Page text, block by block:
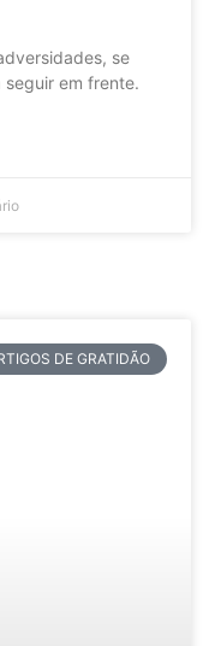
se
em frente.
DE GRATIDÃO